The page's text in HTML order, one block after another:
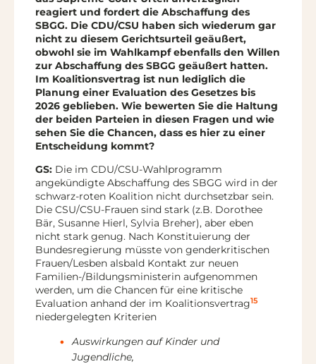
reagiert und fordert die Abschaffung des
SBGG. Die CDU/CSU haben sich wiederum gar
nicht zu diesem Gerichtsurteil geäußert,
obwohl sie im Wahlkampf ebenfalls den Willen
zur Abschaffung des SBGG geäußert hatten.
Im Koalitionsvertrag ist nun lediglich die
Planung einer Evaluation des Gesetzes bis
2026 geblieben. Wie bewerten Sie die Haltung
der beiden Parteien in diesen Fragen und wie
sehen Sie die Chancen, dass es hier zu einer
Entscheidung kommt?
GS: Die im CDU/CSU-Wahlprogramm
angekündigte Abschaffung des SBGG wird in der
schwarz-roten Koalition nicht durchsetzbar sein.
Die CSU/CSU-Frauen sind stark (z.B. Dorothee
Bär, Susanne Hierl, Sylvia Breher), aber eben
nicht stark genug. Nach Konstituierung der
Bundesregierung müsste von genderkritischen
Frauen/Lesben alsbald Kontakt zur neuen
Familien-/Bildungsministerin aufgenommen
werden, um die Chancen für eine kritische
Evaluation anhand der im Koalitionsvertrag15
niedergelegten Kriterien
Auswirkungen auf Kinder und
Jugendliche,